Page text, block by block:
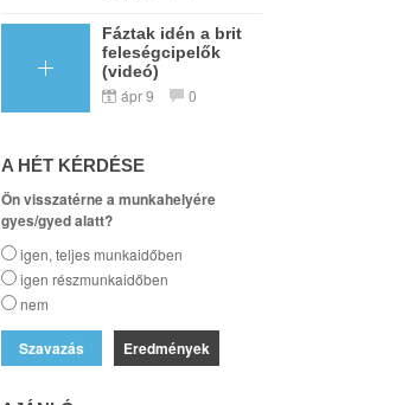
Fáztak idén a brit
feleségcipelők
(videó)
ápr 9 0
A HÉT KÉRDÉSE
Ön visszatérne a munkahelyére
gyes/gyed alatt?
igen, teljes munkaidőben
igen részmunkaidőben
nem
Eredmények